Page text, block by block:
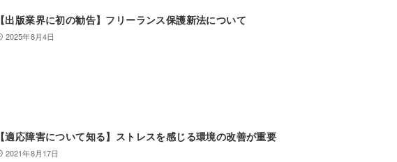
【出版業界に初の勧告】フリーランス保護新法について
2025年8月4日
【適応障害について知る】ストレスを感じる環境の改善が重要
2021年8月17日